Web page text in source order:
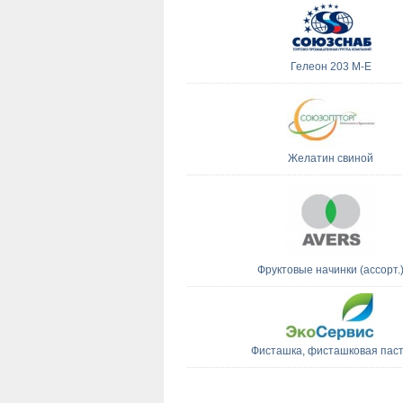
Гелеон 203 М-Е
Желатин свиной
Фруктовые начинки (ассорт.)
Фисташка, фисташковая